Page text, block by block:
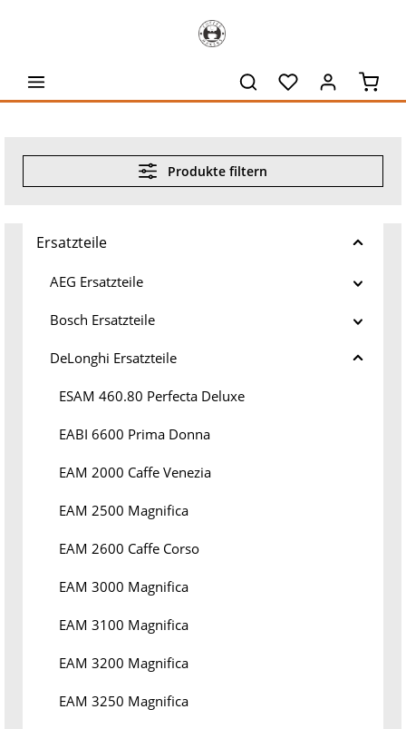
Produkte filtern
Ersatzteile
AEG Ersatzteile
Bosch Ersatzteile
DeLonghi Ersatzteile
ESAM 460.80 Perfecta Deluxe
EABI 6600 Prima Donna
EAM 2000 Caffe Venezia
EAM 2500 Magnifica
EAM 2600 Caffe Corso
EAM 3000 Magnifica
EAM 3100 Magnifica
EAM 3200 Magnifica
EAM 3250 Magnifica